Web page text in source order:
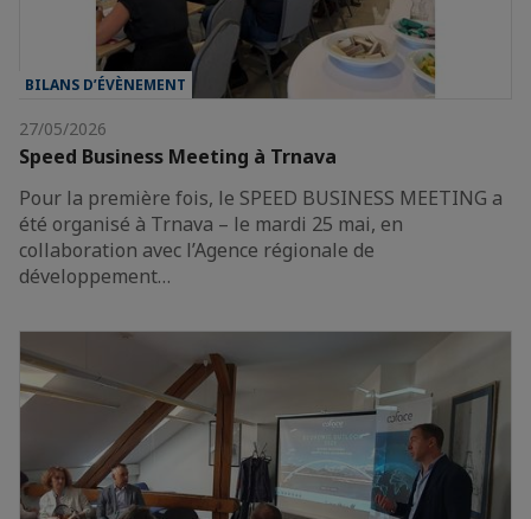
BILANS D’ÉVÈNEMENT
27/05/2026
Speed Business Meeting à Trnava
Pour la première fois, le SPEED BUSINESS MEETING a
été organisé à Trnava – le mardi 25 mai, en
collaboration avec l’Agence régionale de
développement…